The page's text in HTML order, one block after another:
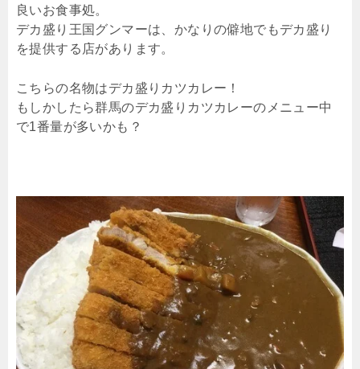
良いお食事処。
デカ盛り王国グンマーは、かなりの僻地でもデカ盛り
を提供する店があります。
こちらの名物はデカ盛りカツカレー！
もしかしたら群馬のデカ盛りカツカレーのメニュー中
で1番量が多いかも？